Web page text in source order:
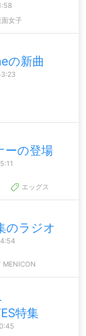
面女子
の新曲
ーの登場
エッグス
のラジオ
MENICON
特集